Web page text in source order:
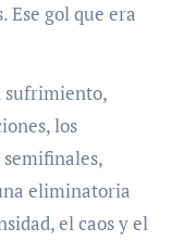
Ese gol que era
sufrimiento,
los
eliminatoria
el caos y el